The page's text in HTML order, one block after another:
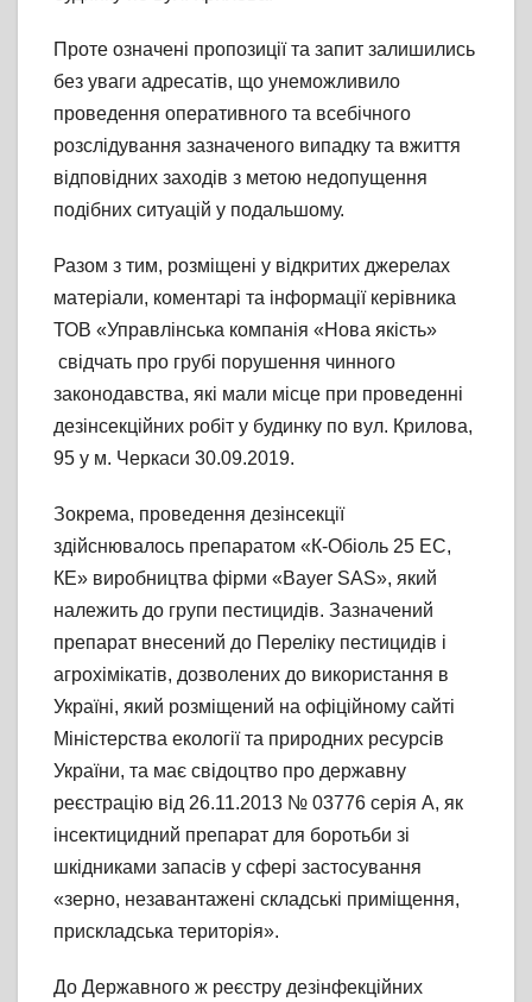
Проте означені пропозиції та запит залишились
без уваги адресатів, що унеможливило
проведення оперативного та всебічного
розслідування зазначеного випадку та вжиття
відповідних заходів з метою недопущення
подібних ситуацій у подальшому.
Разом з тим, розміщені у відкритих джерелах
матеріали, коментарі та інформації керівника
ТОВ «Управлінська компанія «Нова якість»
свідчать про грубі порушення чинного
законодавства, які мали місце при проведенні
дезінсекційних робіт у будинку по вул. Крилова,
95 у м. Черкаси 30.09.2019.
Зокрема, проведення дезінсекції
здійснювалось препаратом «К-Обіоль 25 ЕС,
КЕ» виробництва фірми «Bayer SAS», який
належить до групи пестицидів. Зазначений
препарат внесений до Переліку пестицидів і
агрохімікатів, дозволених до використання в
Україні, який розміщений на офіційному сайті
Міністерства екології та природних ресурсів
України, та має свідоцтво про державну
реєстрацію від 26.11.2013 № 03776 серія А, як
інсектицидний препарат для боротьби зі
шкідниками запасів у сфері застосування
«зерно, незавантажені складські приміщення,
прискладська територія».
До Державного ж реєстру дезінфекційних